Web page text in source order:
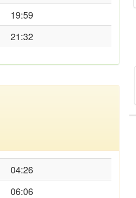
19:59
21:32
04:26
06:06